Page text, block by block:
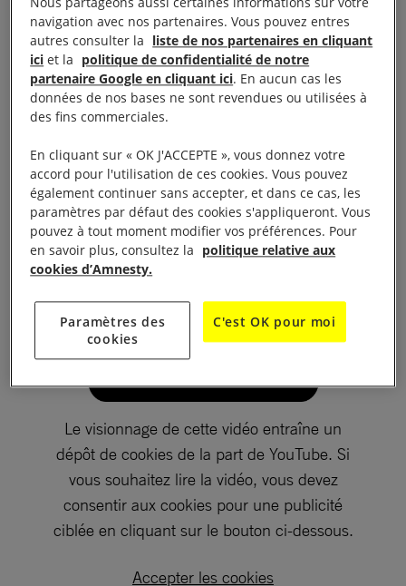
La justice exige le respect de l’obligation de rendre
des comptes, mais aussi le respect des droits
fondamentaux de chacun. Au lieu de répéter que
les exécutions sont inévitables parce que c’est ce
que réclame le public, le gouvernement japonais
humains.
Le visionnage de cette vidéo entraîne un
dépôt de cookies de la part de YouTube. Si
vous souhaitez lire la vidéo, vous devez
consentir aux cookies pour une publicité
ciblée en cliquant sur le bouton ci-dessous.
Accepter les cookies
navigation avec nos partenaires. Vous pouvez entres
autres consulter la liste de nos partenaires en cliquant
ici et la politique de confidentialité de notre
partenaire Google en cliquant ici. En aucun cas les
données de nos bases ne sont revendues ou utilisées à
des fins commerciales.
En cliquant sur « OK J'ACCEPTE », vous donnez votre
accord pour l'utilisation de ces cookies. Vous pouvez
également continuer sans accepter, et dans ce cas, les
paramètres par défaut des cookies s'appliqueront. Vous
pouvez à tout moment modifier vos préférences. Pour
en savoir plus, consultez la politique relative aux
cookies d’Amnesty.
Paramètres des
cookies
C'est OK pour moi